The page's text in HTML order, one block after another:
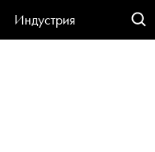
Индустрия